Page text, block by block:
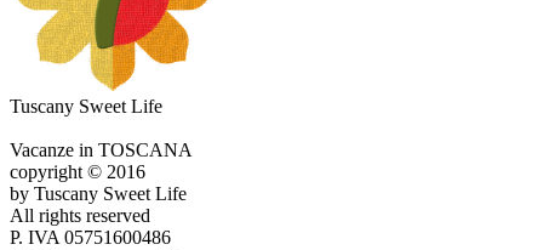
Tuscany Sweet Life
Vacanze in TOSCANA
copyright © 2016
by Tuscany Sweet Life
All rights reserved
P. IVA 05751600486